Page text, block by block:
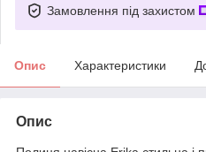
Замовлення під захистом
Опис Характеристики
Опис